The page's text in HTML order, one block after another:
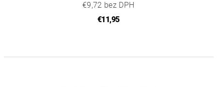
€9,72 bez DPH
€11,95